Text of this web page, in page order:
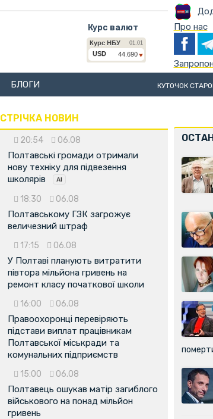
Курс валют Про нас
БЛОГИ КУТОЧОК
СТРІЧКА НОВИН
20:54 06.08
Полтавські громади отримали
нову техніку для підвезення
школярів
18:30 06.08
Полтавському ГЗК загрожує
величезний штраф
17:15 06.08
У Полтаві планують витратити
півтора мільйона гривень на
ремонт класу початкової школи
16:00 06.08
Правоохоронці перевіряють
підстави виплат працівникам
Полтавської міськради та
комунальних підприємств
15:00 06.08
Полтавець ошукав матір загиблого
військового на понад мільйон
гривень